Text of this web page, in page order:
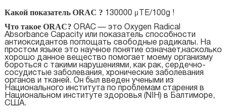
Какой показатель ORAC ? 130000 μTE/100g !
Что такое ORAC? ORAC — это Oxygen Radical
Absorbance Capacity или показатель способности
антиоксидантов поглощать свободные радикалы. На
простом языке это научное понятие означает,насколько
хорошо данное вещество помогает моему организму
бороться с такими нарушениями, как рак, сердечно-
сосудистые заболевания, хронические заболевания
органов и тканей. Он был введен учеными из
Национального института по проблемам старения в
Национальном институте здоровья (NIH) в Балтиморе,
США.